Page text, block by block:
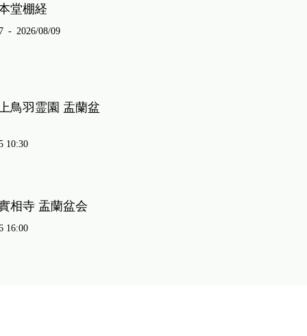
堂棚経
- 2026/08/09
鳥羽霊園 盂蘭盆
10:30
相寺 盂蘭盆会
16:00